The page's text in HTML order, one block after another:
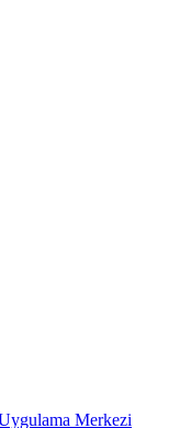
Merkezi